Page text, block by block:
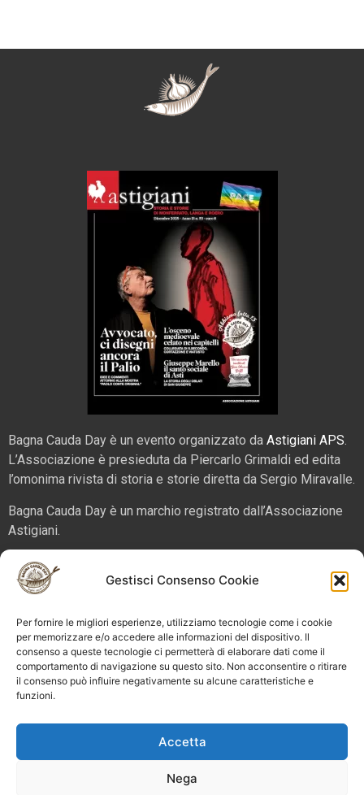
Gestisci Consenso Cookie
Per fornire le migliori esperienze, utilizziamo tecnologie come i cookie
per memorizzare e/o accedere alle informazioni del dispositivo. Il
consenso a queste tecnologie ci permetterà di elaborare dati come il
comportamento di navigazione su questo sito. Non acconsentire o ritirare
il consenso può influire negativamente su alcune caratteristiche e
funzioni.
Accetta
Nega
Bagna Cauda Day è un evento organizzato da Astigiani APS.
L’Associazione è presieduta da Piercarlo Grimaldi ed edita
l’omonima rivista di storia e storie diretta da Sergio Miravalle.
Bagna Cauda Day è un marchio registrato dall’Associazione
Astigiani.
La nostra sede è in via San Martino 2 (angolo corso Alfieri),
14100 – Asti. Tel. 324 5654070 emailinfo@bagnacaudaday.it
Supplemento al numero 52 di Astigiani testata registrata al
Tribunale di Asti n. 4 del 2012, direttore responsabile Sergio
Miravalle.
Privacy policy
gestione consensi